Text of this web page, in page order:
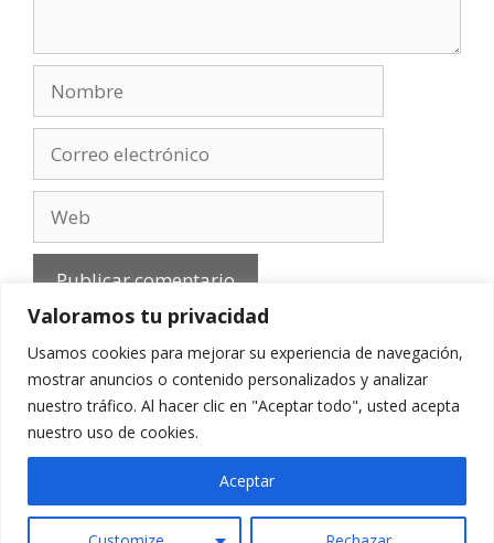
Valoramos tu privacidad
Usamos cookies para mejorar su experiencia de navegación,
mostrar anuncios o contenido personalizados y analizar
nuestro tráfico. Al hacer clic en "Aceptar todo", usted acepta
nuestro uso de cookies.
Aceptar
electrónico
Aviso Legal-Política de privacidad
Contacto